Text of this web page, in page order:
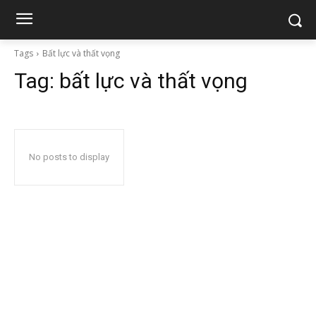
Tags Bất lực và thất vọng
Tag: bất lực và thất vọng
No posts to display